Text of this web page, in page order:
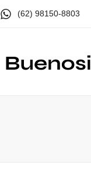
(62) 98150-8803